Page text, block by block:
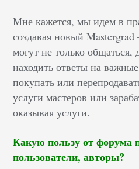
Мне кажется, мы идем в
создавая новый
могут не только общаться,
находить ответы на
покупать или
услуги мастеров или
оказывая услуги.
Какую пользу от форума
пользователи, авторы?